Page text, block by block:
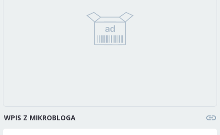
WPIS Z MIKROBLOGA